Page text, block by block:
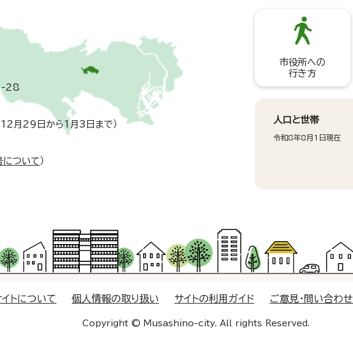
28
12月29日から1月3日まで）
について ）
市役所への
行き方
人口と世帯
令和8年8月1日現在
トについて 個人情報の取り扱い サイトの利用ガイド ご意見・問い合わせ
Copyright © Musashino-city. All rights Reserved.